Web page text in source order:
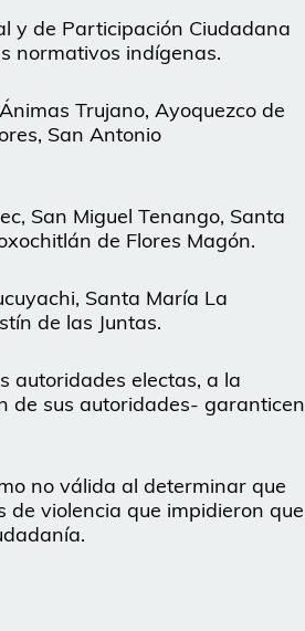
y de Participación Ciudadana
normativos indígenas.
Trujano, Ayoquezco de
San Antonio
San Miguel Tenango, Santa
de Flores Magón.
Santa María La
de las Juntas.
autoridades electas, a la
de sus autoridades- garanticen
no válida al determinar que
de violencia que impidieron que